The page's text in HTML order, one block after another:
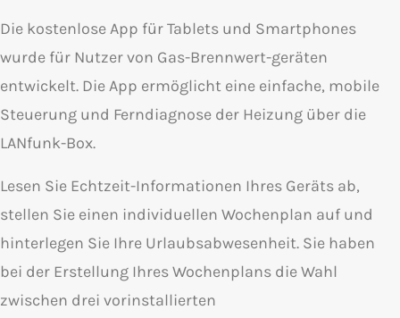
Die kostenlose App für Tablets und Smartphones
wurde für Nutzer von Gas-Brennwert-geräten
entwickelt. Die App ermöglicht eine einfache, mobile
Steuerung und Ferndiagnose der Heizung über die
LANfunk-Box.
Lesen Sie Echtzeit-Informationen Ihres Geräts ab,
stellen Sie einen individuellen Wochenplan auf und
hinterlegen Sie Ihre Urlaubsabwesenheit. Sie haben
bei der Erstellung Ihres Wochenplans die Wahl
zwischen drei vorinstallierten